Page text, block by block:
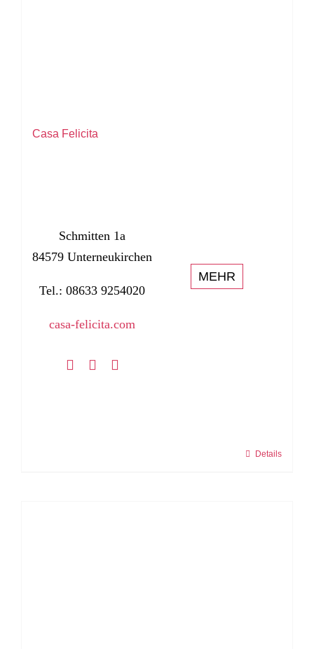
Casa Felicita
Schmitten 1a
84579 Unterneukirchen
Tel.: 08633 9254020
casa-felicita.com
MEHR
Details